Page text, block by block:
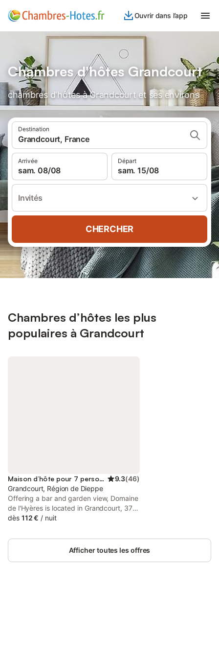
Ouvrir dans l’app
Chambres d'hôtes Grandcourt
chambres d'hôtes à Grandcourt et ses environs
Destination
Grandcourt, France
Arrivée
sam. 08/08
Départ
sam. 15/08
Invités
CHERCHER
Chambres d’hôtes les plus
populaires à Grandcourt
Maison d’hôte pour 7 personnes 9.3(46)
Grandcourt, Région de Dieppe
Offering a bar and garden view, Domaine
de l'Hyères is located in Grandcourt, 37
km from Train Station of Dieppe and 37
site restaurant, plus free private parking
and free WiFi are available.
dès 112 € / nuit
Afficher toutes les offres